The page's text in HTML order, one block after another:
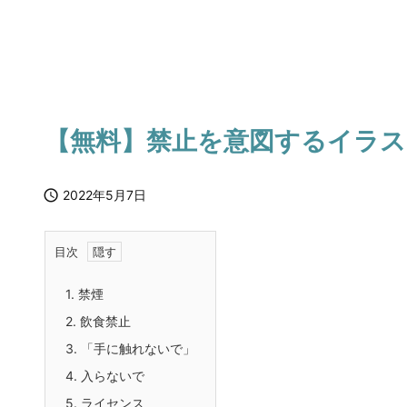
【無料】禁止を意図するイラ
 2022年5月7日
目次
1. 禁煙
2. 飲食禁止
3. 「手に触れないで」
4. 入らないで
5. ライセンス